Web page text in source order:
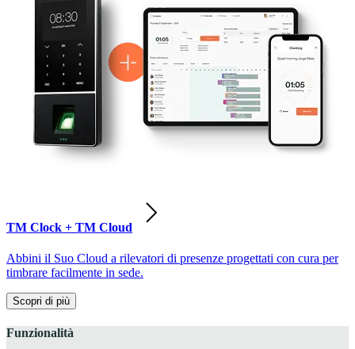
TM Clock + TM Cloud
Abbini il Suo Cloud a rilevatori di presenze progettati con cura per
timbrare facilmente in sede.
Scopri di più
Funzionalità